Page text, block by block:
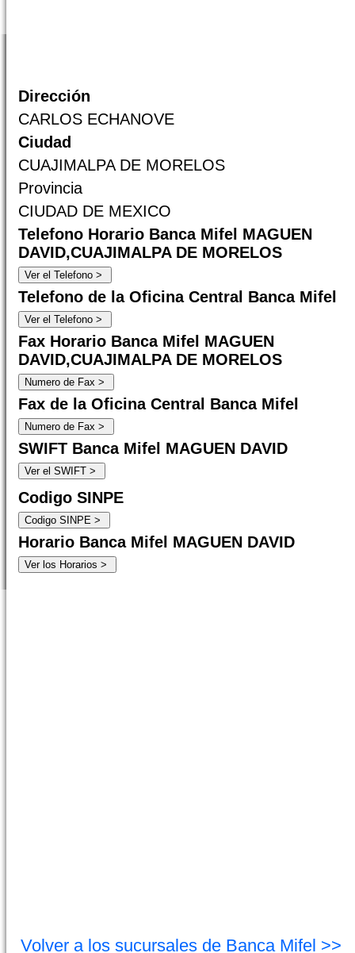
Dirección
CARLOS ECHANOVE
Ciudad
CUAJIMALPA DE MORELOS
Provincia
CIUDAD DE MEXICO
Telefono Horario Banca Mifel MAGUEN
DAVID,CUAJIMALPA DE MORELOS
Telefono de la Oficina Central Banca Mifel
Fax Horario Banca Mifel MAGUEN
DAVID,CUAJIMALPA DE MORELOS
Fax de la Oficina Central Banca Mifel
SWIFT Banca Mifel MAGUEN DAVID
Codigo SINPE
Horario Banca Mifel MAGUEN DAVID
Volver a los sucursales de Banca Mifel >>